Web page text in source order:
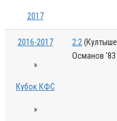
2017
2016-2017
»
Кубок КФС
»
2:2
Османов '83